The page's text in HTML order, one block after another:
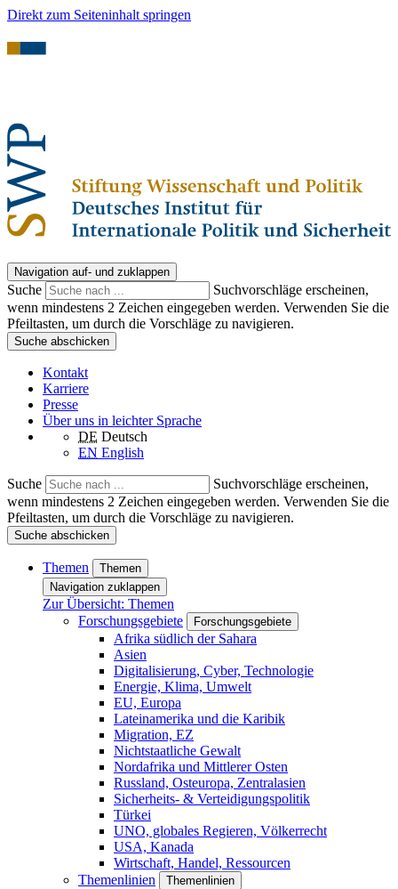
Direkt zum Seiteninhalt springen
Navigation auf- und zuklappen
Suche
Suchvorschläge erscheinen,
wenn mindestens 2 Zeichen eingegeben werden. Verwenden Sie die
Pfeiltasten, um durch die Vorschläge zu navigieren.
Suche abschicken
Kontakt
Karriere
Presse
Über uns in leichter Sprache
DE Deutsch
EN English
Suche
Suchvorschläge erscheinen,
wenn mindestens 2 Zeichen eingegeben werden. Verwenden Sie die
Pfeiltasten, um durch die Vorschläge zu navigieren.
Suche abschicken
Themen
Themen
Navigation zuklappen
Zur Übersicht: Themen
Forschungsgebiete
Forschungsgebiete
Afrika südlich der Sahara
Asien
Digitalisierung, Cyber, Technologie
Energie, Klima, Umwelt
EU, Europa
Lateinamerika und die Karibik
Migration, EZ
Nichtstaatliche Gewalt
Nordafrika und Mittlerer Osten
Russland, Osteuropa, Zentralasien
Sicherheits- & Verteidigungspolitik
Türkei
UNO, globales Regieren, Völkerrecht
USA, Kanada
Wirtschaft, Handel, Ressourcen
Themenlinien
Themenlinien